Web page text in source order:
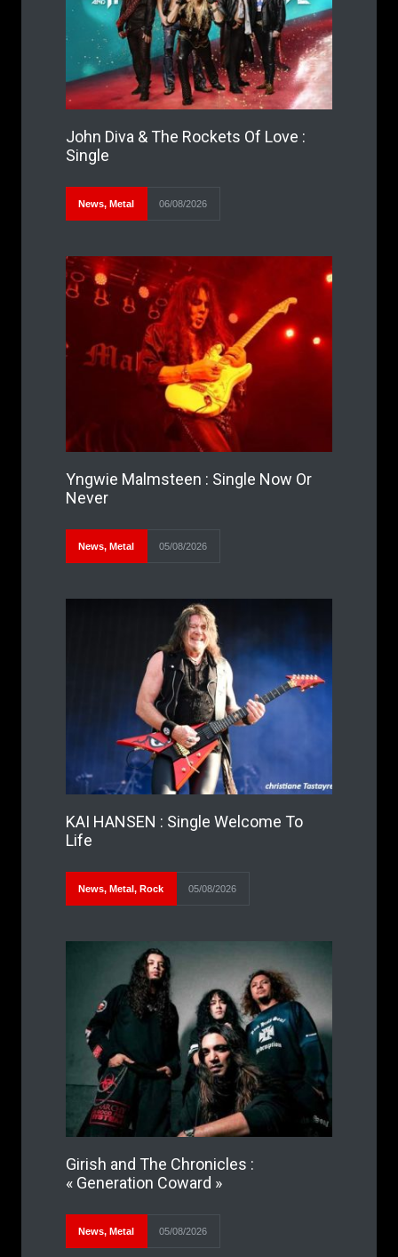
John Diva & The Rockets Of Love :
Single
News, Metal 06/08/2026
Yngwie Malmsteen : Single Now Or
Never
News, Metal 05/08/2026
KAI HANSEN : Single Welcome To
Life
News, Metal , Rock 05/08/2026
Girish and The Chronicles :
« Generation Coward »
News, Metal 05/08/2026